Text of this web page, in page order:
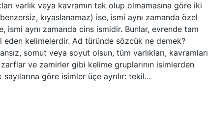
varlık veya kavramın tek olup olmamasına göre iki
kıyaslanamaz) ise, ismi aynı zamanda özel
ismi aynı zamanda cins ismidir. Bunlar, evrende tam
eden kelimelerdir. Ad türünde sözcük ne demek?
somut veya soyut olsun, tüm varlıkları, kavramları
ve zamirler gibi kelime gruplarının isimlerden
göre isimler üçe ayrılır: tekil…